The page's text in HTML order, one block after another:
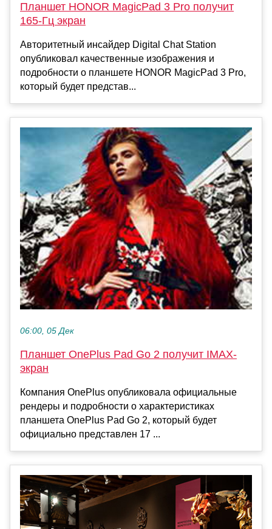
Планшет HONOR MagicPad 3 Pro получит
165-Гц экран
Авторитетный инсайдер Digital Chat Station
опубликовал качественные изображения и
подробности о планшете HONOR MagicPad 3 Pro,
который будет представ...
06:00, 05 Дек
Планшет OnePlus Pad Go 2 получит IMAX-
экран
Компания OnePlus опубликовала официальные
рендеры и подробности о характеристиках
планшета OnePlus Pad Go 2, который будет
официально представлен 17 ...